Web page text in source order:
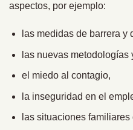
aspectos, por ejemplo:
las medidas de barrera y
las nuevas
el miedo al contagio,
la inseguridad en el
las situaciones